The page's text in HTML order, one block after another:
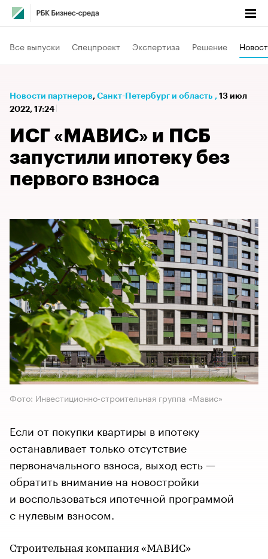
Все выпуски Спецпроект Экспертиза Решение
Новости партнеров⁠, Санкт-Петербург и область , 13 июл
2022, 17:24
ИСГ «МАВИС» и ПСБ
запустили ипотеку без
первого взноса
Фото: Инвестиционно-строительная группа «Мавис»
Если от покупки квартиры в ипотеку
останавливает только отсутствие
первоначального взноса, выход есть —
обратить внимание на новостройки
и воспользоваться ипотечной программой
с нулевым взносом.
Строительная компания «МАВИС»